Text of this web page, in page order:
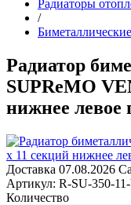
Радиаторы
/
Радиатор
SUPReMO
нижнее левое
Доставка 07.08.2026
Артикул: R-SU-350-
Количество